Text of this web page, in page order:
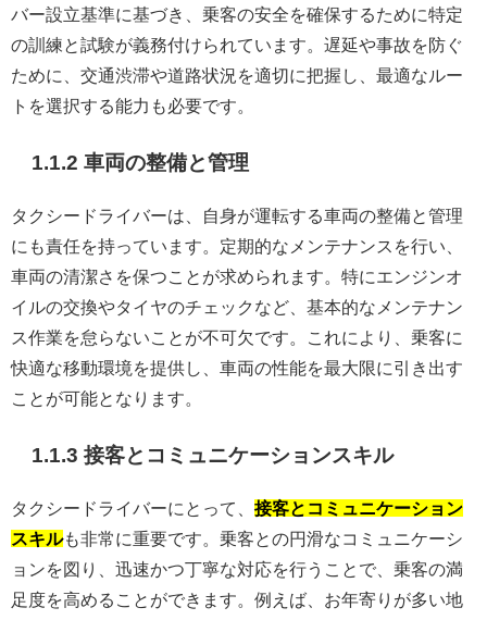
バー設立基準に基づき、乗客の安全を確保するために特定
の訓練と試験が義務付けられています。遅延や事故を防ぐ
ために、交通渋滞や道路状況を適切に把握し、最適なルー
トを選択する能力も必要です。
1.1.2 車両の整備と管理
タクシードライバーは、自身が運転する車両の整備と管理
にも責任を持っています。定期的なメンテナンスを行い、
車両の清潔さを保つことが求められます。特にエンジンオ
イルの交換やタイヤのチェックなど、基本的なメンテナン
ス作業を怠らないことが不可欠です。これにより、乗客に
快適な移動環境を提供し、車両の性能を最大限に引き出す
ことが可能となります。
1.1.3 接客とコミュニケーションスキル
タクシードライバーにとって、 接客とコミュニケーション
スキルも非常に重要です。乗客との円滑なコミュニケーシ
ョンを図り、迅速かつ丁寧な対応を行うことで、乗客の満
足度を高めることができます。例えば、お年寄りが多い地